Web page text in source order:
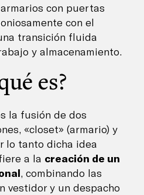
con puertas
con el
transición fluida
y almacenamiento.
es?
la fusión de dos
«closet» (armario) y
lo tanto dicha idea
a la creación de un
, combinando las
vestidor y un despacho